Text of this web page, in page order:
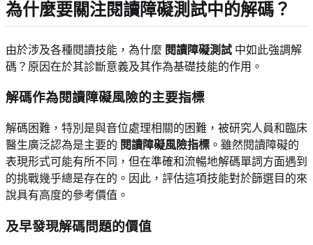
為什麼要關注閱讀障礙測試中的解碼？
由於涉及各種閱讀技能，為什麼 閱讀障礙測試 中如此強調解
碼？原因在於其診斷意義及其作為基礎技能的作用。
解碼作為閱讀障礙風險的主要指標
解碼困難，特別是與音位處理相關的困難，被研究人員和臨床
醫生廣泛認為是主要的 閱讀障礙風險指標 。雖然閱讀障礙的
表現形式可能有所不同，但在準確和流暢地解碼單詞方面遇到
的挑戰幾乎總是存在的。因此，評估這項技能對於篩選目的來
說具有高度的參考價值。
及早發現解碼問題的價值